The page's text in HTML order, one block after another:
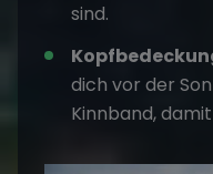
sind.
dich vor der
Kinnband,